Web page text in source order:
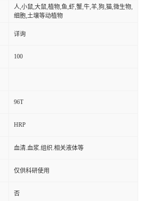
人,小鼠,大鼠,植物,鱼,虾,蟹,牛,羊,狗,猫,微生物,
细胞,土壤等动植物
详询
100
96T
HRP
血清.血浆.组织.相关液体等
仅供科研使用
否